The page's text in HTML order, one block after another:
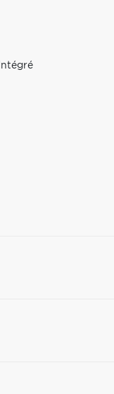
Intégré